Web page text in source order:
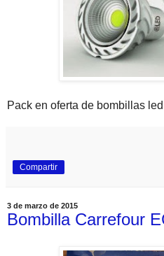
Pack en oferta de bombillas
Compartir
3 de marzo de 2015
Bombilla Carrefour